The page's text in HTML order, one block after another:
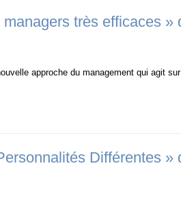
très efficaces »
approche du management qui agit
Différentes »